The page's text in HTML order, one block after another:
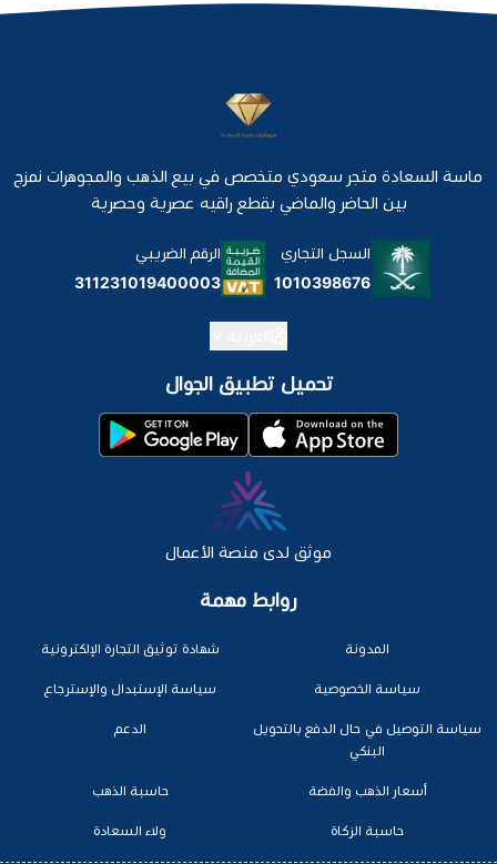
روابط مهمة
المدونة شهادة توثيق التجارة الإلكترونية
سياسة الخصوصية سياسة الإستبدال والإسترجاع
سياسة التوصيل في حال الدفع بالتحويل
البنكي
الدعم
أسعار الذهب والفضة حاسبة الذهب
حاسبة الزكاة ولاء السعادة
ماسة السعادة متجر سعودي متخصص في بيع الذهب والمجوهرات نمزج
بين الحاضر والماضي بقطع راقيه عصرية وحصرية
السجل التجاري
1010398676
الرقم الضريبي
311231019400003
تحميل تطبيق الجوال
موثق لدى منصة الأعمال